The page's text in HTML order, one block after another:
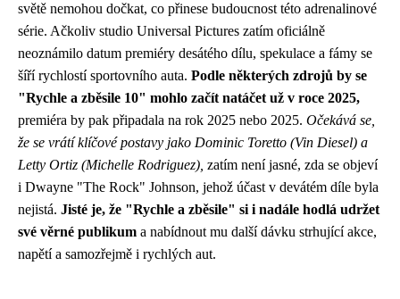
světě nemohou dočkat, co přinese budoucnost této adrenalinové
série. Ačkoliv studio Universal Pictures zatím oficiálně
neoznámilo datum premiéry desátého dílu, spekulace a fámy se
šíří rychlostí sportovního auta. Podle některých zdrojů by se
"Rychle a zběsile 10" mohlo začít natáčet už v roce 2025,
premiéra by pak připadala na rok 2025 nebo 2025. Očekává se,
že se vrátí klíčové postavy jako Dominic Toretto (Vin Diesel) a
Letty Ortiz (Michelle Rodriguez), zatím není jasné, zda se objeví
i Dwayne "The Rock" Johnson, jehož účast v devátém díle byla
nejistá. Jisté je, že "Rychle a zběsile" si i nadále hodlá udržet
své věrné publikum a nabídnout mu další dávku strhující akce,
napětí a samozřejmě i rychlých aut.